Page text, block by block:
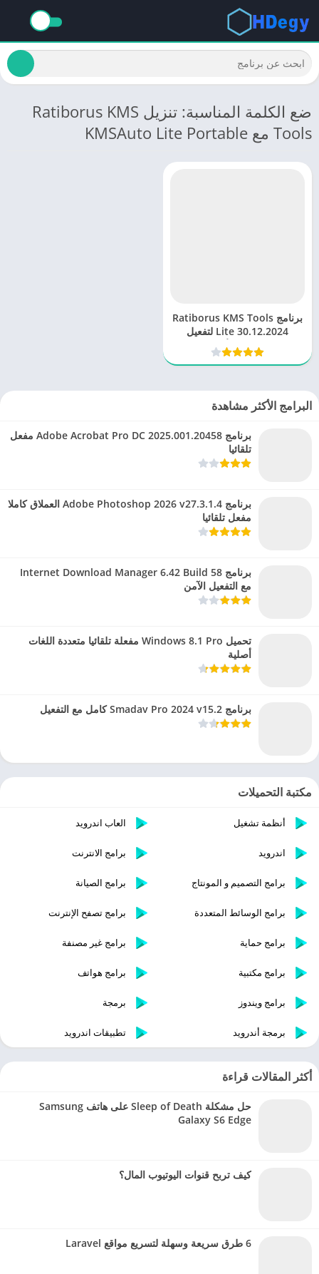
ضع الكلمة المناسبة: تنزيل Ratiborus KMS
Tools مع KMSAuto Lite Portable
برنامج Ratiborus KMS Tools
Lite 30.12.2024 لتفعيل
الويندوز والأوفيس
البرامج الأكثر مشاهدة
برنامج Adobe Acrobat Pro DC 2025.001.20458 مفعل
تلقائيا
برنامج Adobe Photoshop 2026 v27.3.1.4 العملاق كاملا
مفعل تلقائيا
برنامج Internet Download Manager 6.42 Build 58
مع التفعيل الآمن
تحميل Windows 8.1 Pro مفعلة تلقائيا متعددة اللغات
أصلية
برنامج Smadav Pro 2024 v15.2 كامل مع التفعيل
مكتبة التحميلات
أنظمة تشغيل العاب اندرويد
اندرويد برامج الانترنت
برامج التصميم و المونتاج برامج الصيانة
برامج الوسائط المتعددة برامج تصفح الإنترنت
برامج حماية برامج غير مصنفة
برامج مكتبية برامج هواتف
برامج ويندوز برمجة
برمجة أندرويد تطبيقات اندرويد
أكثر المقالات قراءة
حل مشكلة Sleep of Death على هاتف Samsung
Galaxy S6 Edge
كيف تربح قنوات اليوتيوب المال؟
6 طرق سريعة وسهلة لتسريع مواقع Laravel